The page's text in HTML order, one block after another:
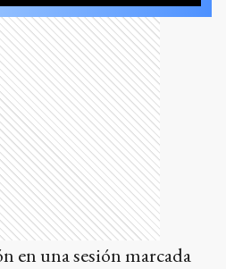
en una sesión marcada